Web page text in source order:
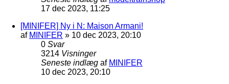
17 dec 2023, 11:25
[MINIFER] Ny i N: Maison Armani!
af MINIFER » 10 dec 2023, 20:10
0 Svar
3214 Visninger
Seneste indlæg af MINIFER
10 dec 2023, 20:10